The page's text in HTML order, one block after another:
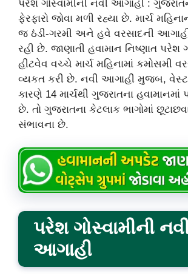
પરેશ ગોસ્વામીની નવી આગાહી :
ફેરફારો જોવા મળી રહ્યા છે. માર્ચ
જ ઠંડી-ગરમી અને હવે વરસાદની
રહી છે. જાણાતી હવામાન નિષ્ણાત પરેશ
હીટવેવ વચ્ચે માર્ચ મહિનામાં કમોસમી
વ્યકત કરી છે. નવી આગાહી મુજબ,
કારણે 14 માર્ચથી ગુજરાતના
છે. તો ગુજરાતના કેટલાક ભાગોમાં
સંભાવના છે.
પરેશ ગોસ્વામીની
આગાહી